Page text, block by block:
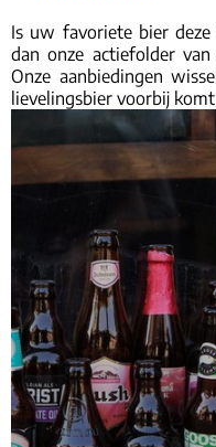
Is uw favoriete bier
dan onze actiefolder
Onze aanbiedingen
lievelingsbier voorbij